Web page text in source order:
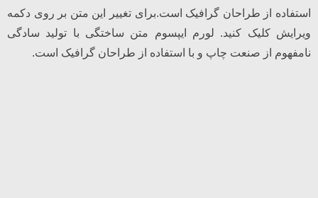
استفاده از طراحان گرافیک است.برای تغییر این متن بر روی دکمه
ویرایش کلیک کنید. لورم ایپسوم متن ساختگی با تولید سادگی
نامفهوم از صنعت چاپ و با استفاده از طراحان گرافیک است.